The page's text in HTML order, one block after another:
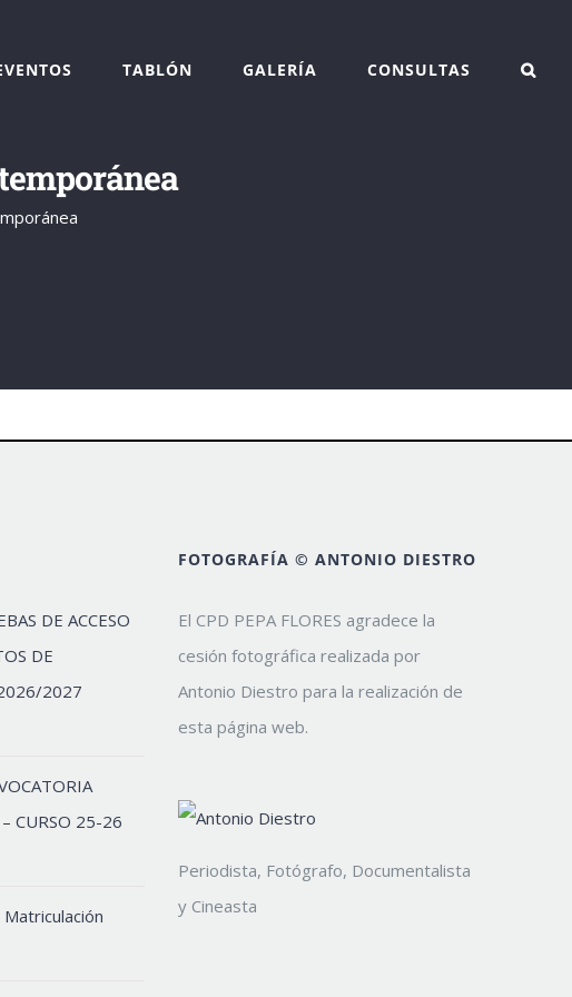
TABLÓN GALERÍA CONSULTAS
DE ACCESO
DE
2027
CURSO 25-26
FOTOGRAFÍA © ANTONIO DIESTRO
El CPD PEPA FLORES agradece la
cesión fotográfica realizada por
Antonio Diestro para la realización de
esta página web.
Periodista, Fotógrafo, Documentalista
y Cineasta